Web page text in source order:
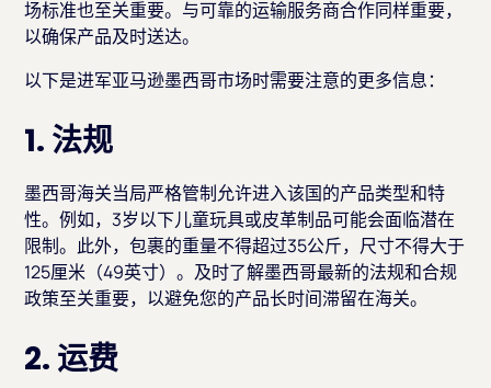
场标准也至关重要。与可靠的运输服务商合作同样重要，
以确保产品及时送达。
以下是进军亚马逊墨西哥市场时需要注意的更多信息：
1. 法规
墨西哥海关当局严格管制允许进入该国的产品类型和特
性。例如，3岁以下儿童玩具或皮革制品可能会面临潜在
限制。此外，包裹的重量不得超过35公斤，尺寸不得大于
125厘米（49英寸）。及时了解墨西哥最新的法规和合规
政策至关重要，以避免您的产品长时间滞留在海关。
2. 运费